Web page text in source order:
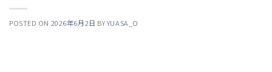
POSTED ON 2026年6月2日 BYYUASA_O